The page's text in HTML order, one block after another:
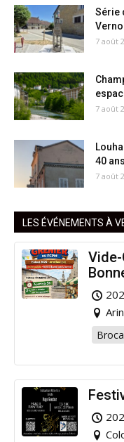
Série
7 août
7 août
40
7 août
LES ÉVÉNEMENTS À
Vide-